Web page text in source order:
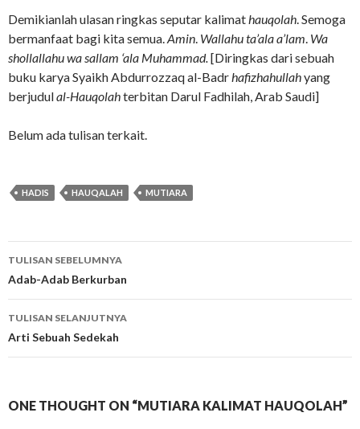
Demikianlah ulasan ringkas seputar kalimathauqolah. Semoga
bermanfaat bagi kita semua.Amin. Wallahu ta’ala a’lam. Wa
shollallahu wa sallam ‘ala Muhammad.[Diringkas dari sebuah
buku karya Syaikh Abdurrozzaq al-Badrhafizhahullahyang
berjudulal-Hauqolahterbitan Darul Fadhilah, Arab Saudi]
Belum ada tulisan terkait.
HADIS HAUQALAH MUTIARA
Navigasi
Tulisan
TULISAN SEBELUMNYA
Adab-Adab Berkurban
TULISAN SELANJUTNYA
Arti Sebuah Sedekah
ONE THOUGHT ON “MUTIARA KALIMAT HAUQOLAH”